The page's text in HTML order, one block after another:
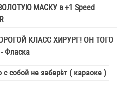
МАСКУ в +1 Speed
КЛАСС ХИРУРГ! ОН ТОГО
Фласка
с собой не заберёт ( караоке )